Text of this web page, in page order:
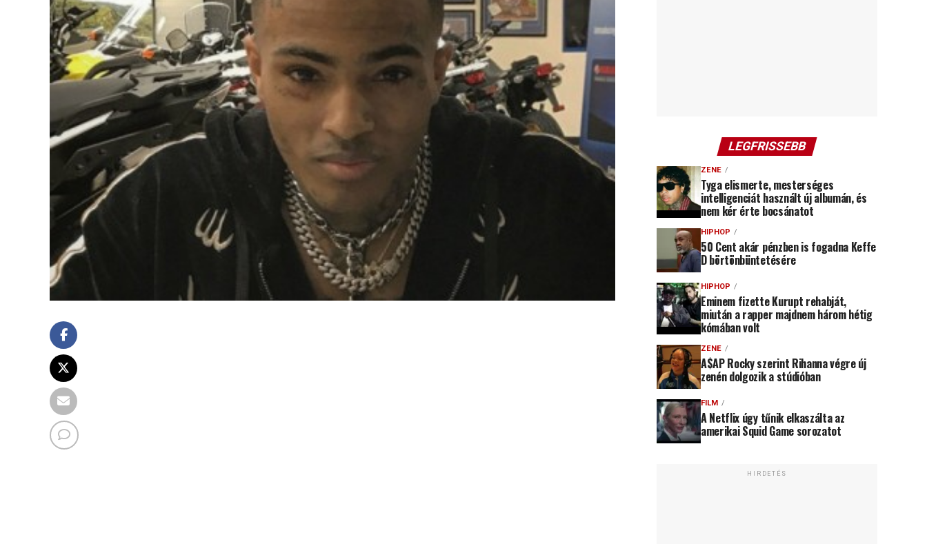
LEGFRISSEBB
ZENE
Tyga elismerte, mesterséges
intelligenciát használt új albumán, és
nem kér érte bocsánatot
HIPHOP
50 Cent akár pénzben is fogadna Keffe
D börtönbüntetésére
HIPHOP
Eminem fizette Kurupt rehabját,
miután a rapper majdnem három hétig
kómában volt
ZENE
A$AP Rocky szerint Rihanna végre új
zenén dolgozik a stúdióban
FILM
A Netflix úgy tűnik elkaszálta az
amerikai Squid Game sorozatot
HIRDETÉS